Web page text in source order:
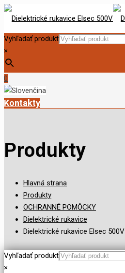
Vyhľadať produkt
×
0
Kontakty
Produkty
Hlavná strana
Produkty
OCHRANNÉ POMÔCKY
Dielektrické rukavice
Dielektrické rukavice Elsec 500V
Vyhľadať produkt
×